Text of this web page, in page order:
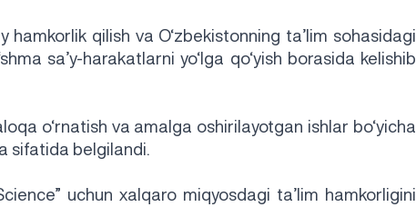
qilish va O‘zbekistonning ta’lim sohasidagi
sa’y-harakatlarni yo‘lga qo‘yish borasida kelishib
o‘rnatish va amalga oshirilayotgan ishlar bo‘yicha
sifatida belgilandi.
uchun xalqaro miqyosdagi ta’lim hamkorligini